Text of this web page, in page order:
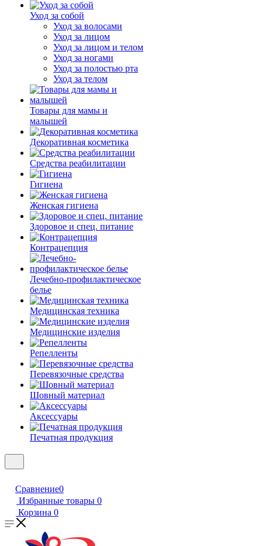
Уход за собой
Уход за волосами
Уход за лицом
Уход за лицом и телом
Уход за ногами
Уход за полостью рта
Уход за телом
Товары для мамы и
малышей
Декоративная косметика
Средства реабилитации
Гигиена
Женская гигиена
Здоровое и спец. питание
Контрацепция
Лечебно-профилактическое
белье
Медицинская техника
Медицинские изделия
Репелленты
Перевязочные средства
Шовный материал
Аксессуары
Печатная продукция
Сравнение0
Избранные товары 0
Корзина 0